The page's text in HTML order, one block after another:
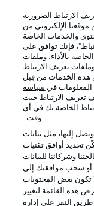
الارتباط الضرورية
الإلكتروني من
والخدمات الخاصة
فإنك توافق على
بالأداء، وملفات
تعريف الارتباط
هذه الخدمات من قِبل
المعلومات في سياسة
تعريف الارتباط حيث
الخاصة بك في أي
وقت..
إليها، مثل بيانات
تحديد أوافق تقنيات
وشركائنا للبيانات
أو سحب موافقتك إلى
تكون بعض المحتويات
هذه القائمة لتغيير
النقر على إدارة